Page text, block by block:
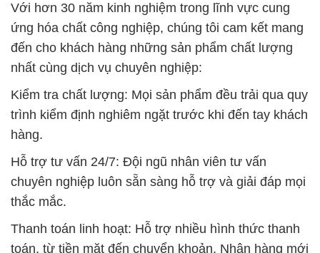
Với hơn 30 năm kinh nghiệm trong lĩnh vực cung
ứng hóa chất công nghiệp, chúng tôi cam kết mang
đến cho khách hàng những sản phẩm chất lượng
nhất cùng dịch vụ chuyên nghiệp:
Kiểm tra chất lượng: Mọi sản phẩm đều trải qua quy
trình kiểm định nghiêm ngặt trước khi đến tay khách
hàng.
Hỗ trợ tư vấn 24/7: Đội ngũ nhân viên tư vấn
chuyên nghiệp luôn sẵn sàng hỗ trợ và giải đáp mọi
thắc mắc.
Thanh toán linh hoạt: Hỗ trợ nhiều hình thức thanh
toán, từ tiền mặt đến chuyển khoản. Nhận hàng mới